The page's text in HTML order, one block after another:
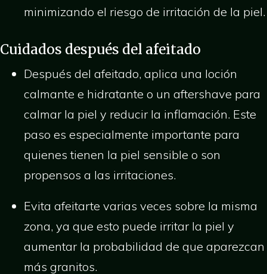
minimizando el riesgo de irritación de la piel.
Cuidados después del afeitado
Después del afeitado, aplica una loción
calmante e hidratante o un aftershave para
calmar la piel y reducir la inflamación. Este
paso es especialmente importante para
quienes tienen la piel sensible o son
propensos a las irritaciones.
Evita afeitarte varias veces sobre la misma
zona, ya que esto puede irritar la piel y
aumentar la probabilidad de que aparezcan
más granitos.